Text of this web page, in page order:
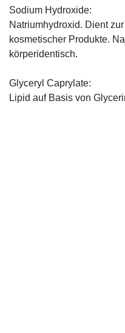
Sodium Hydroxide:
Natriumhydroxid. Dient
kosmetischer Produkte.
körperidentisch.
Glyceryl Caprylate:
Lipid auf Basis von